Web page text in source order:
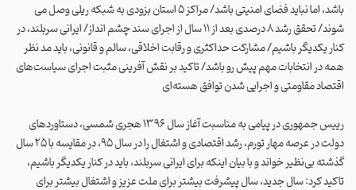
باشد، اما نباید فضای امنیتی باشد/ مراکز ۵استان بزودی به شبکه ریلی وصل می
شوند/ تحقق رشد۸درصدی بعد از ۱۱سال از اجرای سند چشم انداز/ایرانی سربلند، در
کنار یکدیگر باشیم/ مشارکت حداکثری و رقابت اخلاقی، سالم و قانونی، باید مد نظر
همه در انتخابات مهم پیش رو باشد/ تاکید بر نقش آفرینی مثبت اجرای سیاست‌های
اقتصاد مقاومتی و اجرایی شدن توافق هسته‌ای
رییس جمهوری در پیامی به مناسبت آغاز سال ۱۳۹۶هجری شمسی، دستاوردهای
دولت در عرصه مهار تورم، رشد اقتصادی و اشتغال را در سال۹۵، در مقایسه با۲۵سال
گذشته بی‌نظیر خواند و با بیان اینکه برای ایرانی سربلند، باید در کنار یکدیگر باشیم،
تاکید کرد: سال جدید، سال پیشرفت بیشتر برای ملت عزیز و اشتغال بیشتر برای